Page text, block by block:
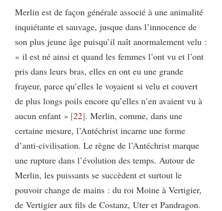
Merlin est de façon générale associé à une animalité
inquiétante et sauvage, jusque dans l’innocence de
son plus jeune âge puisqu’il naît anormalement velu :
« il est né ainsi et quand les femmes l’ont vu et l’ont
pris dans leurs bras, elles en ont eu une grande
frayeur, parce qu’elles le voyaient si velu et couvert
de plus longs poils encore qu’elles n’en avaient vu à
aucun enfant » 22 . Merlin, comme, dans une
certaine mesure, l’Antéchrist incarne une forme
d’anti-civilisation. Le règne de l’Antéchrist marque
une rupture dans l’évolution des temps. Autour de
Merlin, les puissants se succèdent et surtout le
pouvoir change de mains : du roi Moine à Vertigier,
de Vertigier aux fils de Costanz, Uter et Pandragon.